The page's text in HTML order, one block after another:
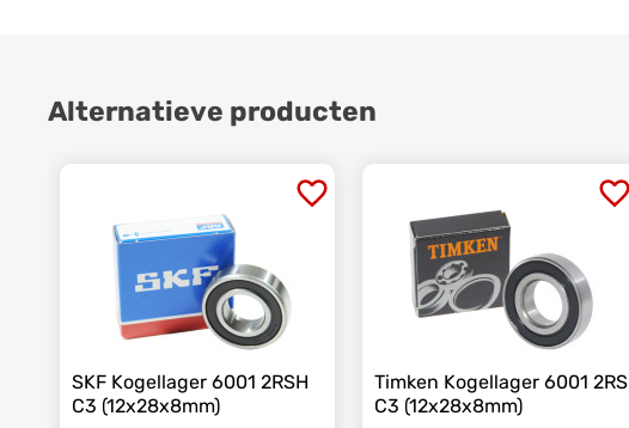
Alternatieve producten
SKF Kogellager 6001 2RSH
C3 (12x28x8mm)
Timken Kogellager 6001 2RS
C3 (12x28x8mm)